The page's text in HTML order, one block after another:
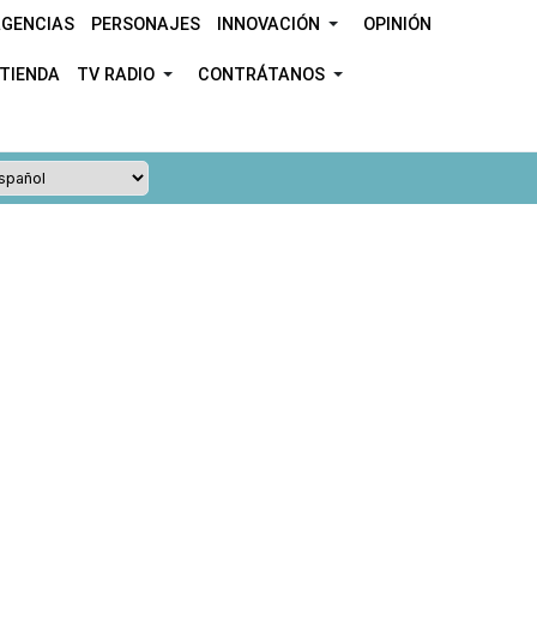
PERSONAJES INNOVACIÓN OPINIÓN
TIENDA TV RADIO CONTRÁTANOS